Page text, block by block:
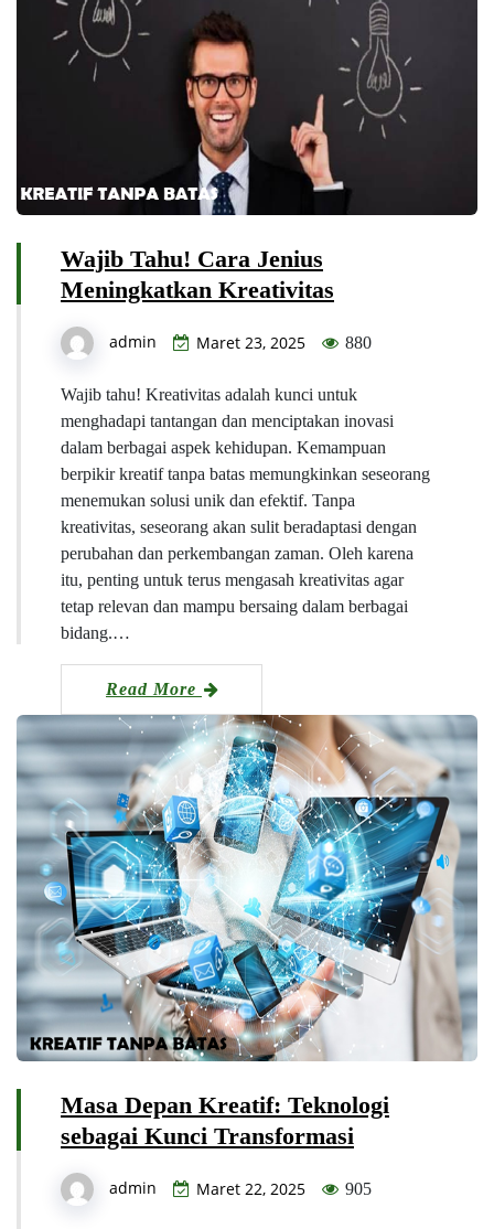
Wajib Tahu! Cara Jenius
Meningkatkan Kreativitas
admin Maret 23, 2025 880
Wajib tahu! Kreativitas adalah kunci untuk
menghadapi tantangan dan menciptakan inovasi
dalam berbagai aspek kehidupan. Kemampuan
berpikir kreatif tanpa batas memungkinkan seseorang
menemukan solusi unik dan efektif. Tanpa
kreativitas, seseorang akan sulit beradaptasi dengan
perubahan dan perkembangan zaman. Oleh karena
itu, penting untuk terus mengasah kreativitas agar
tetap relevan dan mampu bersaing dalam berbagai
bidang.…
Read More
Masa Depan Kreatif: Teknologi
sebagai Kunci Transformasi
admin Maret 22, 2025 905